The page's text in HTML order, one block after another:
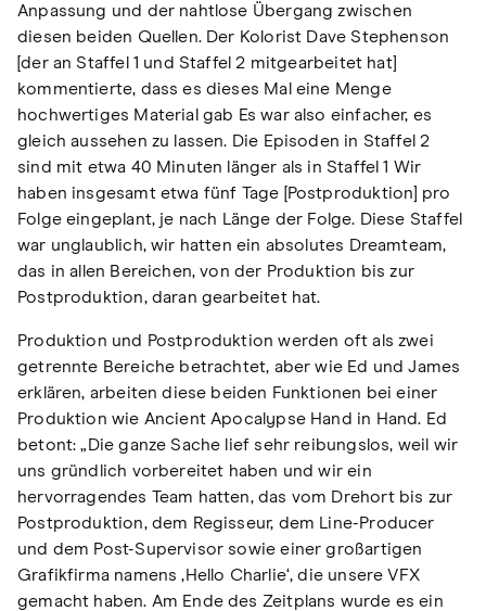
Anpassung und der nahtlose Übergang zwischen
diesen beiden Quellen. Der Kolorist Dave Stephenson
[der an Staffel 1 und Staffel 2 mitgearbeitet hat]
kommentierte, dass es dieses Mal eine Menge
hochwertiges Material gab Es war also einfacher, es
gleich aussehen zu lassen. Die Episoden in Staffel 2
sind mit etwa 40 Minuten länger als in Staffel 1 Wir
haben insgesamt etwa fünf Tage [Postproduktion] pro
Folge eingeplant, je nach Länge der Folge. Diese Staffel
war unglaublich, wir hatten ein absolutes Dreamteam,
das in allen Bereichen, von der Produktion bis zur
Postproduktion, daran gearbeitet hat.
Produktion und Postproduktion werden oft als zwei
getrennte Bereiche betrachtet, aber wie Ed und James
erklären, arbeiten diese beiden Funktionen bei einer
Produktion wie Ancient Apocalypse Hand in Hand. Ed
betont: „Die ganze Sache lief sehr reibungslos, weil wir
uns gründlich vorbereitet haben und wir ein
hervorragendes Team hatten, das vom Drehort bis zur
Postproduktion, dem Regisseur, dem Line-Producer
und dem Post-Supervisor sowie einer großartigen
Grafikfirma namens ‚Hello Charlie‘, die unsere VFX
gemacht haben. Am Ende des Zeitplans wurde es ein